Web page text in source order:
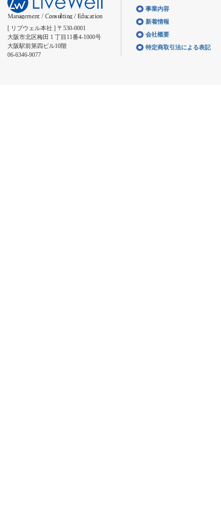
[ リブウェル本社 ] 〒530-0001
大阪市北区梅田 1 丁目11番4-1000号
大阪駅前第四ビル10階
06-6346-9077
事業内容
新着情報
会社概要
特定商取引法による表記